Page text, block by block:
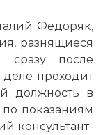
Федоряк,
разнящиеся
после
проходит
должность в
по показаниям
консультант-